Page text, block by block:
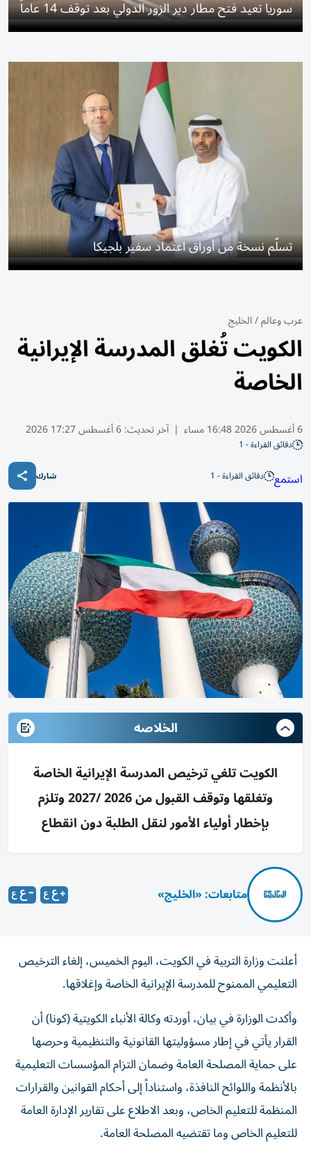
سوريا تعيد فتح مطار دير الزور الدولي بعد توقف 14 عاماً
تسلّم نسخة من أوراق اعتماد سفير بلجيكا
عرب وعالم/الخليج
الكويت تُغلق المدرسة الإيرانية
الخاصة
6 أغسطس 2026 16:48 مساء | آخر تحديث:6 أغسطس 17:27 2026
دقائق القراءة - 1
استمع دقائق القراءة - 1 شارك
الخلاصه
الكويت تلغي ترخيص المدرسة الإيرانية الخاصة
وتغلقها وتوقف القبول من 2026 /2027 وتلزم
بإخطار أولياء الأمور لنقل الطلبة دون انقطاع
متابعات: «الخليج»
أعلنت وزارة التربية في الكويت، اليوم الخميس، إلغاء الترخيص
التعليمي الممنوح للمدرسة الإيرانية الخاصة وإغلاقها.
وأكدت الوزارة في بيان، أوردته وكالة الأنباء الكويتية (كونا) أن
القرار يأتي في إطار مسؤوليتها القانونية والتنظيمية وحرصها
على حماية المصلحة العامة وضمان التزام المؤسسات التعليمية
بالأنظمة واللوائح النافذة، واستناداً إلى أحكام القوانين والقرارات
المنظمة للتعليم الخاص، وبعد الاطلاع على تقارير الإدارة العامة
للتعليم الخاص وما تقتضيه المصلحة العامة.